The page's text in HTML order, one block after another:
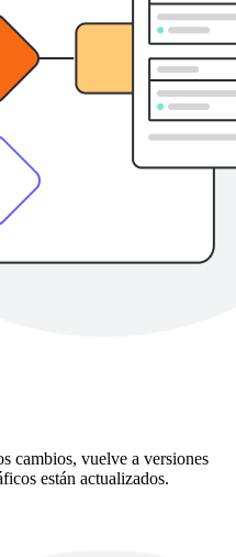
cambios, vuelve a versiones
están actualizados.